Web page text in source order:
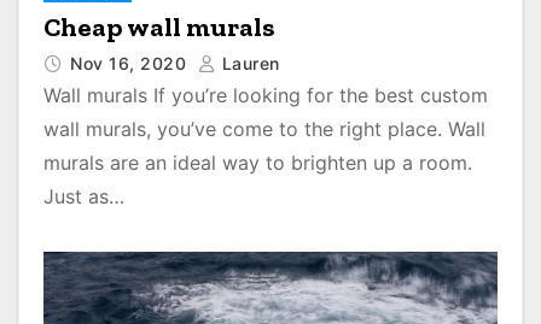
Cheap wall murals
Nov 16, 2020 Lauren
Wall murals If you’re looking for the best custom
wall murals, you’ve come to the right place. Wall
murals are an ideal way to brighten up a room.
Just as…